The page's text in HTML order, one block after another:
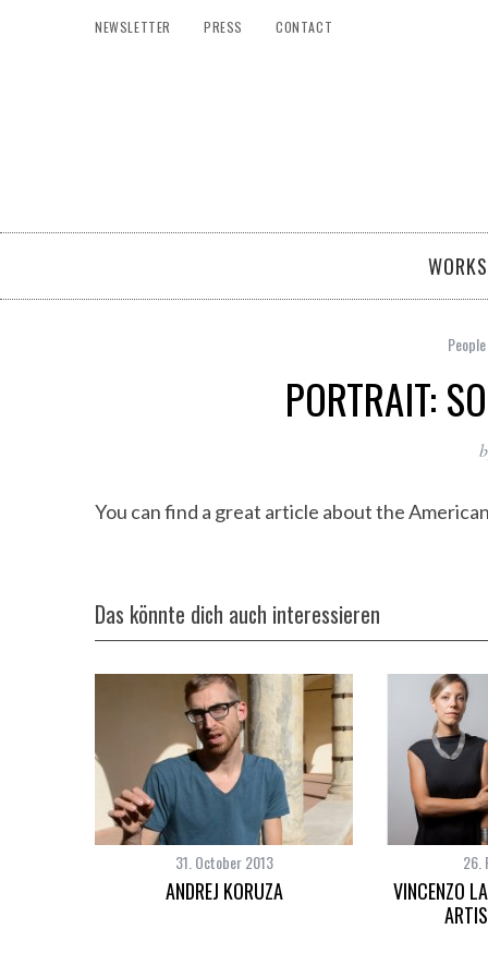
NEWSLETTER PRESS CONTACT
People
PORTRAIT:
You can find a great article about the
Das könnte dich auch interessieren
31. October 2013
ANDREJ KORUZA
26.
VINCENZO